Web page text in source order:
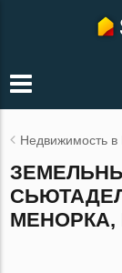
Недвижимость в
МЕНОРКА,